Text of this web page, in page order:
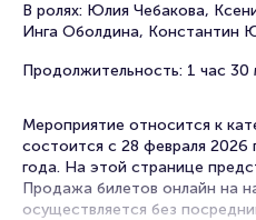
В ролях: Юлия Чебакова,
Инга Оболдина, Константин
Продолжительность: 1 час 30
Мероприятие относится к
состоится с 28 февраля 2026
года. На этой странице
Продажа билетов онлайн на
осуществляется без